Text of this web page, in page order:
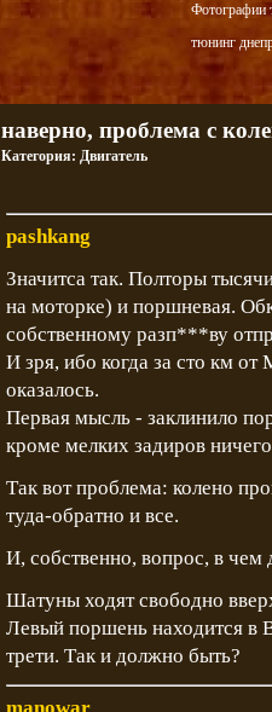
Фотографии
тюнинг
наверно, проблема с
Категория: Двигатель
pashkang
Значитса так. Полторы
на моторке) и поршневая.
собственному разп***ву
И зря, ибо когда за сто км
оказалось.
Первая мысль - заклинило
кроме мелких задиров
Так вот проблема: колено
туда-обратно и все.
И, собственно, вопрос, в чем
Шатуны ходят свободно
Левый поршень находится в
трети. Так и должно быть?